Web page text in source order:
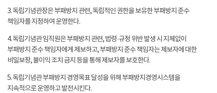
3. 독립기념관장은 부패방지 관련, 독립적인 권한을 보유한 부패방지 준수
책임자를 지정하여 운영한다.
4. 독립기념관 임직원은 부패방지 관련, 법령·규정 위반 발생 시 지체없이
부패방지 준수 책임자에게 제보하고, 부패방지 준수 책임자는 제보자에 대한
비밀보장, 불이익 조치 금지 등을 통해 제보자를 보호한다.
5. 독립기념관 부패방지 경영목표 달성을 위해 부패방지경영시스템을
지속적으로 운영하고 발전시킨다.